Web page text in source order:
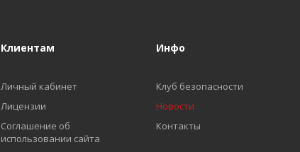
Клиентам
Личный кабинет
Лицензии
Соглашение об
использовании сайта
Инфо
Клуб безопасности
Новости
Контакты